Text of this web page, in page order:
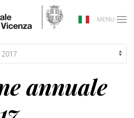
MENU
annuale